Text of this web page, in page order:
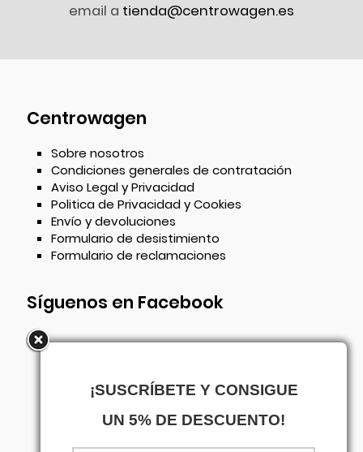
email a tienda@centrowagen.es
Centrowagen
Sobre nosotros
Condiciones generales de contratación
Aviso Legal y Privacidad
Politica de Privacidad y Cookies
Envío y devoluciones
Formulario de desistimiento
Formulario de reclamaciones
Síguenos en Facebook
¡SUSCRÍBETE Y CONSIGUE
UN 5% DE DESCUENTO!